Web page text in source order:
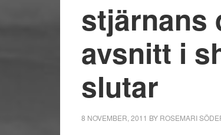
stjärnans
avsnitt i
slutar
8 NOVEMBER, 2011 BY ROSEMARI